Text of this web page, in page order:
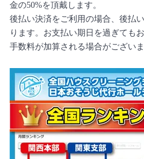
金の50%を頂戴します。
後払い決済をご利用の場合、後払
ります。お支払い期日を過ぎても
手数料が加算される場合がございま